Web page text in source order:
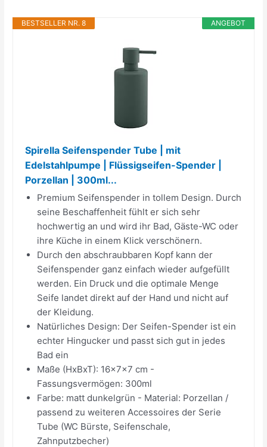
ANGEBOT
BESTSELLER NR. 8
Spirella Seifenspender Tube | mit
Edelstahlpumpe | Flüssigseifen-Spender |
Porzellan | 300ml...
Premium Seifenspender in tollem Design. Durch
seine Beschaffenheit fühlt er sich sehr
hochwertig an und wird ihr Bad, Gäste-WC oder
ihre Küche in einem Klick verschönern.
Durch den abschraubbaren Kopf kann der
Seifenspender ganz einfach wieder aufgefüllt
werden. Ein Druck und die optimale Menge
Seife landet direkt auf der Hand und nicht auf
der Kleidung.
Natürliches Design: Der Seifen-Spender ist ein
echter Hingucker und passt sich gut in jedes
Bad ein
Maße (HxBxT): 16x7x7 cm -
Fassungsvermögen: 300ml
Farbe: matt dunkelgrün - Material: Porzellan /
passend zu weiteren Accessoires der Serie
Tube (WC Bürste, Seifenschale,
Zahnputzbecher)